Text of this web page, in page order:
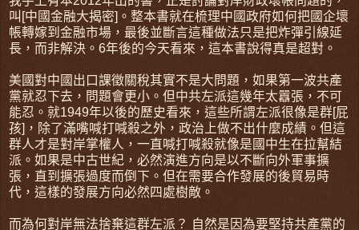
叫[中國金融大揭密]。整本書就在梳理中國政府如何把國企壞
帳轉嫁到金融市場，最後並斷言這種做法只是把炸彈引線延
長，而非解決。6年後的今天看來，這本書說得真是超對。
美國對中國出口課徵關稅其實不是大問題，如果第一波共產
黨就忍下去，問題會更小。但中共左派這幾年太囂張，不可
能忍。就1949年以後的歷史看來，這些所謂左派很像是群[屁
孩]，除了滿嘴喊打喊殺之外，政治上做不出什麼成績。但這
群人才是對岸掌權人，一直喊打喊殺就像是國中生在拉幫結
派。如果是中古世紀，必然演進方向是以不斷向外軍事擴
張，直到擴張過度而倒下。但在需要合作發展的後貿易時
代，這樣的發展方向必然四處樹敵。
而為何對岸無法捨棄這群左派？ 自然是因為要堅持共產黨的